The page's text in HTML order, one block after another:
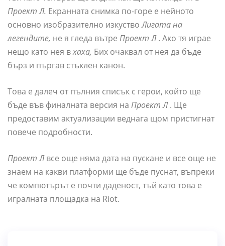
Проект Л. Екранната снимка по-горе е нейното
основно изобразително изкуствоЛигата на
легендите, не я гледа вътре Проект Л. Ако тя играе
нещо като нея вхаха, Бих очаквал от нея да бъде
бърз и пъргав стъклен канон.
Това е далеч от пълния списък с герои, който ще
бъде във финалната версия на Проект Л. Ще
предоставим актуализации веднага щом пристигнат
повече подробности.
Проект Лвсе още няма дата на пускане и все още не
знаем на какви платформи ще бъде пуснат, въпреки
че компютърът е почти даденост, тъй като това е
игралната площадка на Riot.